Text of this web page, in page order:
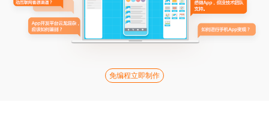
免编程立即制作